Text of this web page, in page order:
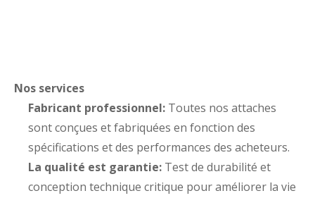
Nos services
Fabricant professionnel: Toutes nos attaches
sont conçues et fabriquées en fonction des
spécifications et des performances des acheteurs.
La qualité est garantie: Test de durabilité et
conception technique critique pour améliorer la vie